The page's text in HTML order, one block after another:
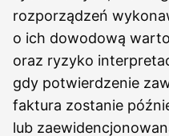
rozporządzeń
o ich dowodową
oraz ryzyko
gdy potwierdzenie
faktura zostanie
lub